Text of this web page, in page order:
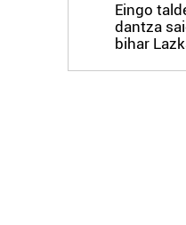
Eingo
dantza
bihar